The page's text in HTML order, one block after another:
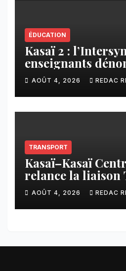
ÉDUCATION
Kasaï 2 :
enseignants
contribution
imposée aux
CNCA
AOÛT 4, 2026 REDAC
TRANSPORT
Kasaï–Kasaï
relance la liaison
Tshiamu pour
échanges
AOÛT 4, 2026 REDAC